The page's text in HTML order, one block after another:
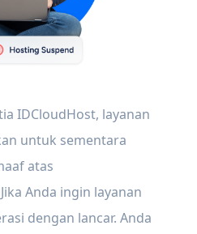
IDCloudHost, layanan
untuk sementara
atas
Anda ingin layanan
dengan lancar. Anda